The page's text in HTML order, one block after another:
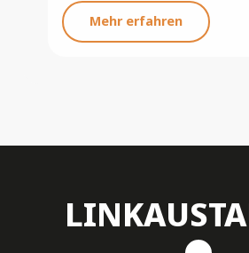
Mehr erfahren